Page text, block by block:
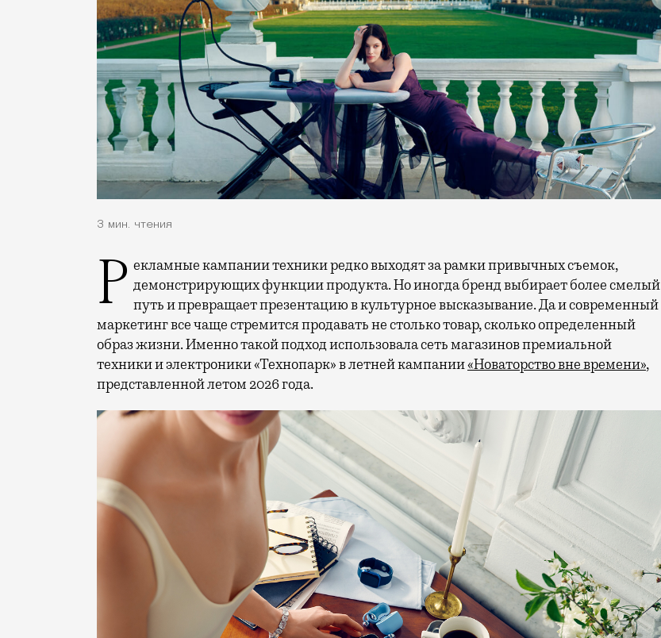
3 мин. чтения
Рекламные кампании техники редко выходят за рамки привычных съемок, демонстрирующих функции продукта. Но иногда бренд выбирает более смелый
путь и превращает презентацию в культурное высказывание. Да и современный
маркетинг все чаще стремится продавать не столько товар, сколько определенный
образ жизни. Именно такой подход использовала сеть магазинов премиальной
техники и электроники «Технопарк» в летней кампании«Новаторство вне времени»,
представленной летом 2026 года.